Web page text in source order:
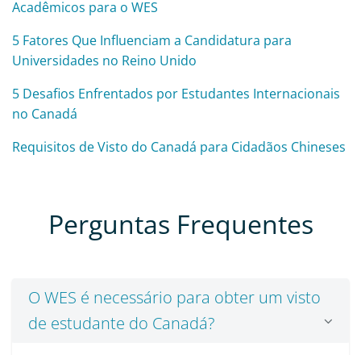
Acadêmicos para o WES
5 Fatores Que Influenciam a Candidatura para
Universidades no Reino Unido
5 Desafios Enfrentados por Estudantes Internacionais
no Canadá
Requisitos de Visto do Canadá para Cidadãos Chineses
Perguntas Frequentes
O WES é necessário para obter um visto
de estudante do Canadá?